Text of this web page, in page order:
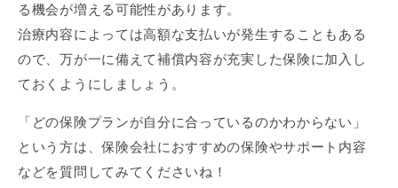
る機会が増える可能性があります。
治療内容によっては高額な支払いが発生することもある
ので、万が一に備えて補償内容が充実した保険に加入し
ておくようにしましょう。
「どの保険プランが自分に合っているのかわからない」
という方は、保険会社におすすめの保険やサポート内容
などを質問してみてくださいね！